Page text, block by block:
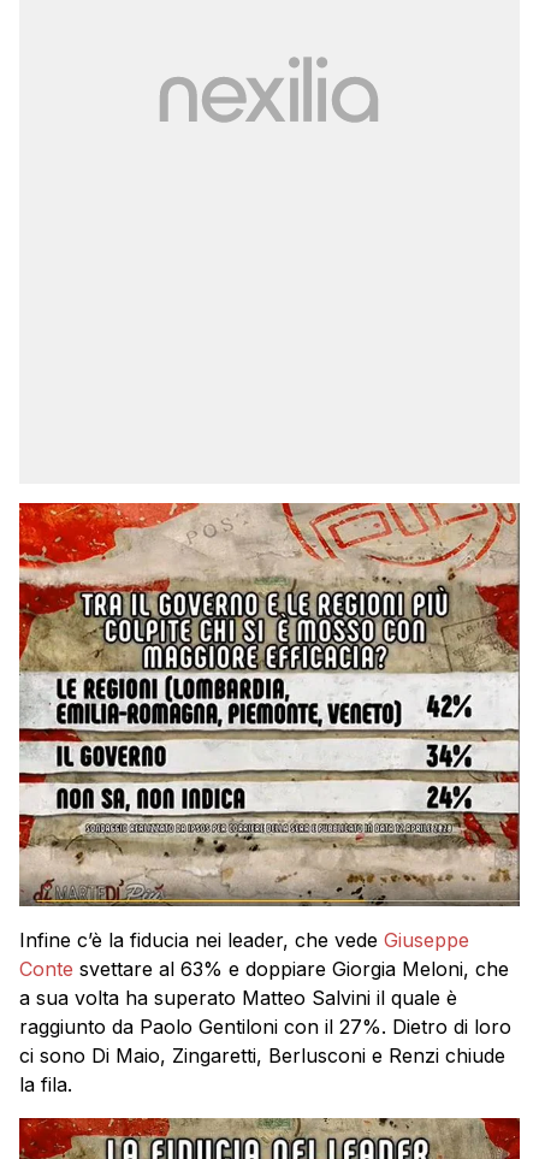
Infine c’è la fiducia nei leader, che vede Giuseppe
Conte svettare al 63% e doppiare Giorgia Meloni, che
a sua volta ha superato Matteo Salvini il quale è
raggiunto da Paolo Gentiloni con il 27%. Dietro di loro
ci sono Di Maio, Zingaretti, Berlusconi e Renzi chiude
la fila.